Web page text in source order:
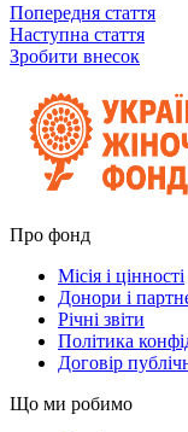
Попередня стаття
Наступна стаття
Зробити внесок
Про фонд
Місія і цінності
Донори і
Річні звіти
Політика
Договір
Що ми робимо